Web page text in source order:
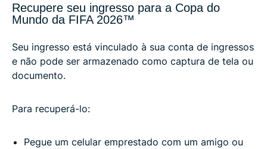
Recupere seu ingresso para a Copa do
Mundo da FIFA 2026™
Seu ingresso está vinculado à sua conta de ingressos
e não pode ser armazenado como captura de tela ou
documento.
Para recuperá-lo:
Pegue um celular emprestado com um amigo ou